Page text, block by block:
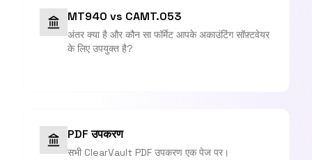
MT940 vs CAMT.053
अंतर क्या है और कौन सा फॉर्मेट आपके अकाउंटिंग सॉफ़्टवेयर
के लिए उपयुक्त है?
PDF उपकरण
सभी ClearVault PDF उपकरण एक पेज पर।